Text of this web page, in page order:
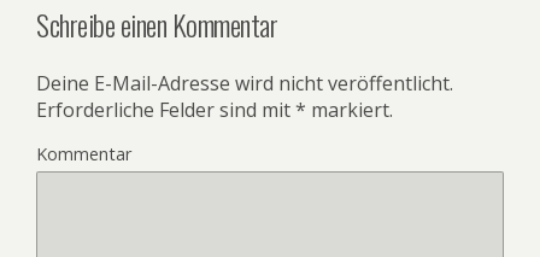
Schreibe einen Kommentar
Deine E-Mail-Adresse wird nicht veröffentlicht.
Erforderliche Felder sind mit* markiert.
Kommentar